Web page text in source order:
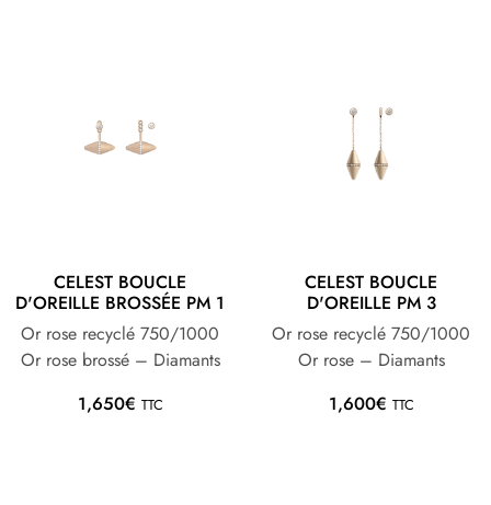
CELEST BOUCLE
D'OREILLE BROSSÉE PM 1
Or rose recyclé 750/1000
Or rose brossé – Diamants
1,650€ TTC
CELEST BOUCLE
D'OREILLE PM 3
Or rose recyclé 750/1000
Or rose – Diamants
1,600€ TTC